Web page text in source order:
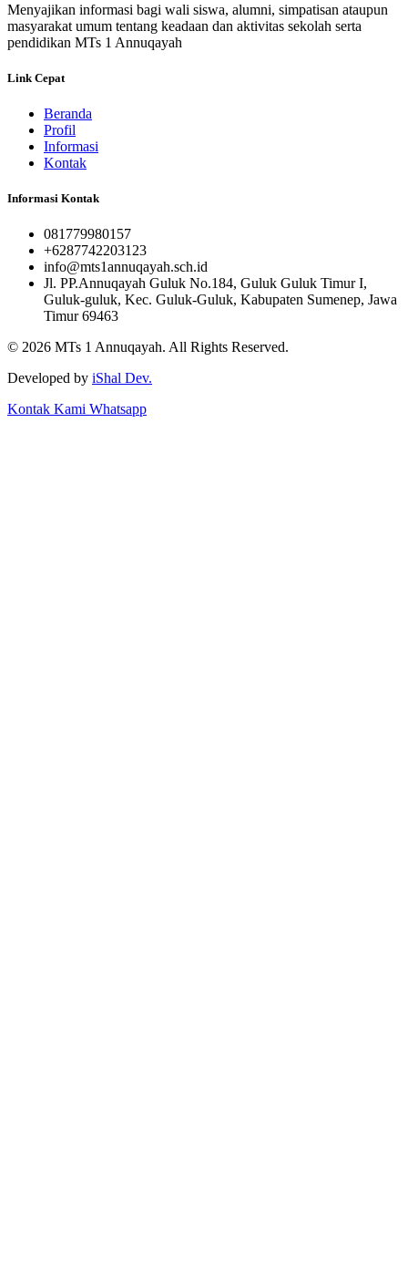
Menyajikan informasi bagi wali siswa, alumni, simpatisan ataupun
masyarakat umum tentang keadaan dan aktivitas sekolah serta
pendidikan MTs 1 Annuqayah
Link Cepat
Beranda
Profil
Informasi
Kontak
Informasi Kontak
081779980157
+6287742203123
info@mts1annuqayah.sch.id
Jl. PP.Annuqayah Guluk No.184, Guluk Guluk Timur I,
Guluk-guluk, Kec. Guluk-Guluk, Kabupaten Sumenep, Jawa
Timur 69463
© 2026 MTs 1 Annuqayah. All Rights Reserved.
Developed by iShal Dev.
Kontak Kami Whatsapp